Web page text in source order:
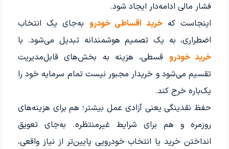
فشار مالی ادامه‌دار ایجاد شود.
اینجاست کهخرید اقساطی خودرو به‌جای یک انتخاب
اضطراری، به یک تصمیم هوشمندانه تبدیل می‌شود. با
خرید خودرو قسطی، هزینه به بخش‌های قابل‌مدیریت
تقسیم می‌شود و خریدار مجبور نیست تمام سرمایه خود را
یک‌باره خرج کند.
حفظ نقدینگی یعنی آزادی عمل بیشتر؛ هم برای هزینه‌های
روزمره و هم برای شرایط غیرمنتظره. به‌جای تعویق
انداختن خرید یا انتخاب خودرویی پایین‌تر از نیاز واقعی،